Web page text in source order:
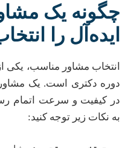
چگونه یک
ایده‌آل را
انتخاب مشاور مناسب،
دوره دکتری است. یک
در کیفیت و سرعت اتمام
به نکات زیر توجه کنید: